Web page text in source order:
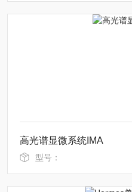
高光谱显微系统IMA
型号：